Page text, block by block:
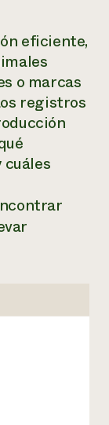
eficiente,
o marcas
registros